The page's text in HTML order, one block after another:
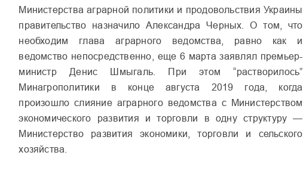
Министерства аграрной политики и продовольствия Украины
правительство назначило Александра Черных. О том, что
необходим глава аграрного ведомства, равно как и
ведомство непосредственно, еще 6 марта заявлял премьер-
министр Денис Шмыгаль. При этом “растворилось”
Минагрополитики в конце августа 2019 года, когда
произошло слияние аграрного ведомства с Министерством
экономического развития и торговли в одну структуру —
Министерство развития экономики, торговли и сельского
хозяйства.